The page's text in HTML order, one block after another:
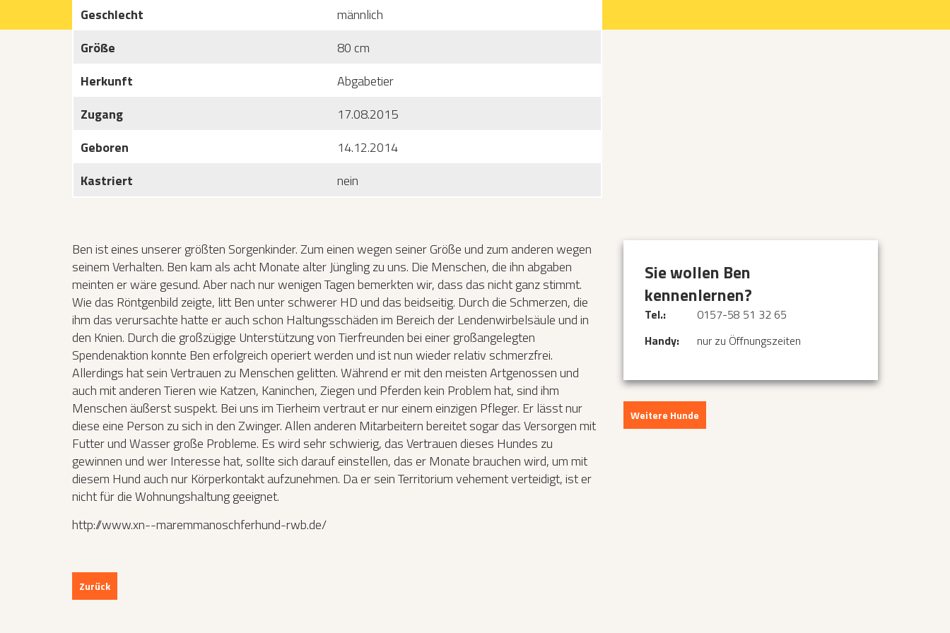
Geschlecht
männlich
Größe
80 cm
Herkunft
Abgabetier
Zugang
17.08.2015
Geboren
14.12.2014
Kastriert
nein
Ben ist eines unserer größten Sorgenkinder. Zum einen wegen seiner Größe und zum anderen wegen
seinem Verhalten. Ben kam als acht Monate alter Jüngling zu uns. Die Menschen, die ihn abgaben
meinten er wäre gesund. Aber nach nur wenigen Tagen bemerkten wir, dass das nicht ganz stimmt.
Wie das Röntgenbild zeigte, litt Ben unter schwerer HD und das beidseitig. Durch die Schmerzen, die
ihm das verursachte hatte er auch schon Haltungsschäden im Bereich der Lendenwirbelsäule und in
den Knien. Durch die großzügige Unterstützung von Tierfreunden bei einer großangelegten
Spendenaktion konnte Ben erfolgreich operiert werden und ist nun wieder relativ schmerzfrei.
Allerdings hat sein Vertrauen zu Menschen gelitten. Während er mit den meisten Artgenossen und
auch mit anderen Tieren wie Katzen, Kaninchen, Ziegen und Pferden kein Problem hat, sind ihm
Menschen äußerst suspekt. Bei uns im Tierheim vertraut er nur einem einzigen Pfleger. Er lässt nur
diese eine Person zu sich in den Zwinger. Allen anderen Mitarbeitern bereitet sogar das Versorgen mit
Futter und Wasser große Probleme. Es wird sehr schwierig, das Vertrauen dieses Hundes zu
gewinnen und wer Interesse hat, sollte sich darauf einstellen, das er Monate brauchen wird, um mit
diesem Hund auch nur Körperkontakt aufzunehmen. Da er sein Territorium vehement verteidigt, ist er
nicht für die Wohnungshaltung geeignet.
http://www.xn--maremmanoschferhund-rwb.de/
Zurück
Sie wollen Ben
kennenlernen?
Tel.:
0157-58 51 32 65
Handy:
nur zu Öffnungszeiten
Weitere Hunde